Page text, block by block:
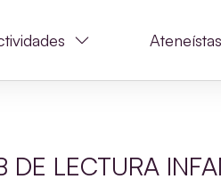
Ateneístas
DE LECTURA